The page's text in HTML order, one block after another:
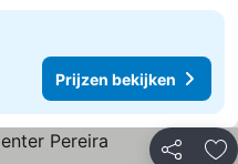
Prijzen bekijken
Delen